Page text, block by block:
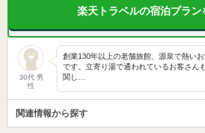
楽天トラベルの宿泊プラン
30代 男
性
創業130年以上の老舗旅館、源泉で熱い
です。立寄り湯で通われているお客さん
関し…
関連情報から探す